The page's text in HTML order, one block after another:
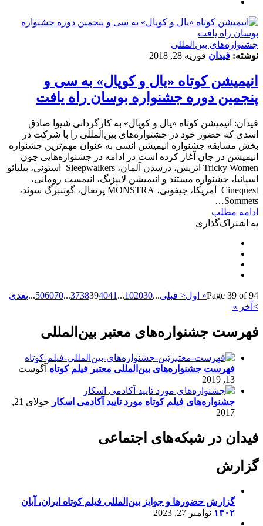
‌‌جشنواره‌های بین‌المللی
نوشته: فیدان فوریه 28, 2018
انیمیشن کوتاه «یال و کوپال» به سی و
پنجمین دوره جشنواره بوسان راه یافت
فیدان: انیمیشن کوتاه «یال و کوپال» به کارگردانی شیوا صادق
اسدی که حضور خود در جشنواره‌های بین‌المللی را با شرکت در
بخش مسابقه جشنواره انیمیشن انسی به عنوان مهم‌ترین جشنواره
انیمیشن در جان آغاز کرده است در ادامه در جشنواره‌هایی چون
Tricky Women اتریش، درسدن آلمان، Sleepwalkers استونی، بیلبائو
اسپانیا، جشنواره مستند و انیمیشن لایپزیگ، انیمست رومانی،
Cinequest آمریکا، جیفونی، MONSTRA پرتغال، گوتنبرگ سوئد،
Sommets…
ادامه مطلب
به اشتراک‌گذاری
Page 39 of 94« اول< قبلی...
102030
...
3738394041
...
506070
...بعدی
> آخر »
فهرست جشنواره‌های معتبر بین‌المللی
فهرست جشنواره‌های بین‌المللی معتبر فیلم کوتاه آگوست
13, 2019
جشنواره‌های فیلم کوتاه مورد تایید آکادمی اسکار
جولای 21,
2017
فیدان در شبکه‌های اجتماعی
گزارش
گزارش حضورها و جوایز بین‌المللی فیلم کوتاه ایران، آبان
۱۴۰۲ نوامبر 27, 2023